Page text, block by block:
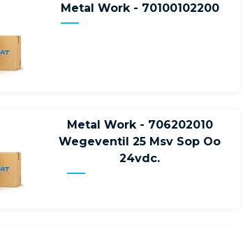
Metal Work - 70100102200
Metal Work - 706202010
Wegeventil 25 Msv Sop Oo
24vdc.